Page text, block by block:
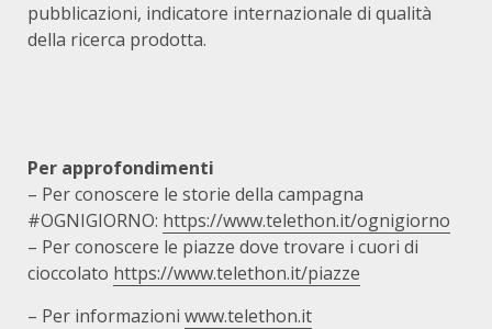
pubblicazioni, indicatore internazionale di qualità
della ricerca prodotta.
Per approfondimenti
– Per conoscere le storie della campagna
#OGNIGIORNO: https://www.telethon.it/ognigiorno
– Per conoscere le piazze dove trovare i cuori di
cioccolato https://www.telethon.it/piazze
– Per informazioni www.telethon.it